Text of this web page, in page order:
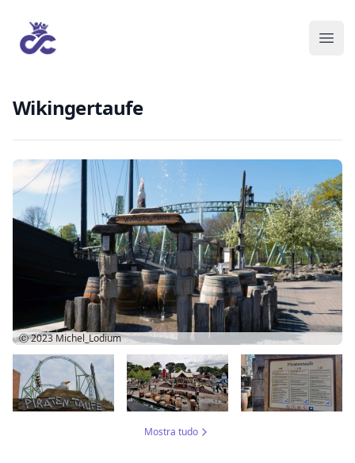
Wikingertaufe
Ⓒ 2023Michel_Lodium
Mostra tudo